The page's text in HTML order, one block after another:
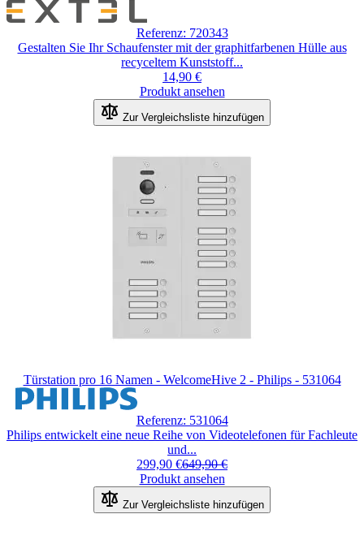
Referenz: 720343
Gestalten Sie Ihr Schaufenster mit der graphitfarbenen Hülle aus
recyceltem Kunststoff...
14,90 €
Produkt ansehen
Zur Vergleichsliste hinzufügen
Türstation pro 16 Namen - WelcomeHive 2 - Philips - 531064
Referenz: 531064
Philips entwickelt eine neue Reihe von Videotelefonen für Fachleute
und...
299,90 €649,90 €
Produkt ansehen
Zur Vergleichsliste hinzufügen